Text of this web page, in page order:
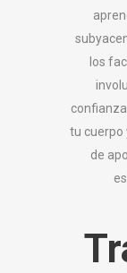
los
tu cuerpo
de